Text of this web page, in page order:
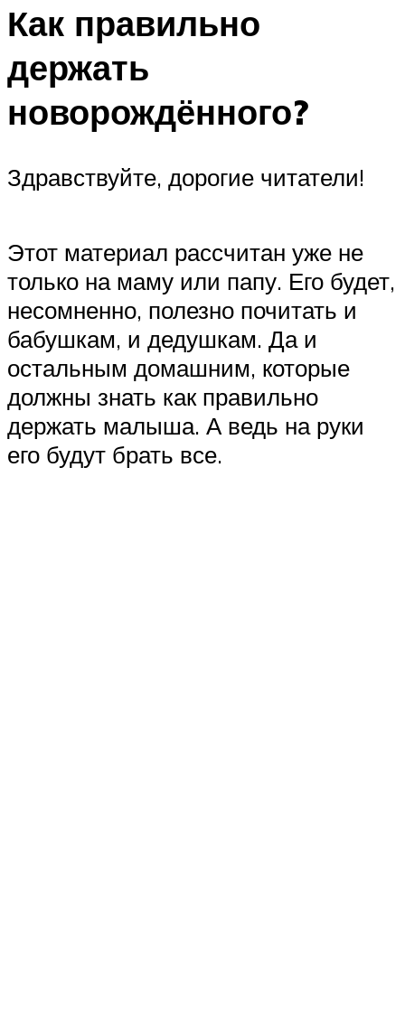
Как правильно
держать
новорождённого?
Здравствуйте, дорогие читатели!
Этот материал рассчитан уже не
только на маму или папу. Его будет,
несомненно, полезно почитать и
бабушкам, и дедушкам. Да и
остальным домашним, которые
должны знать как правильно
держать малыша. А ведь на руки
его будут брать все.